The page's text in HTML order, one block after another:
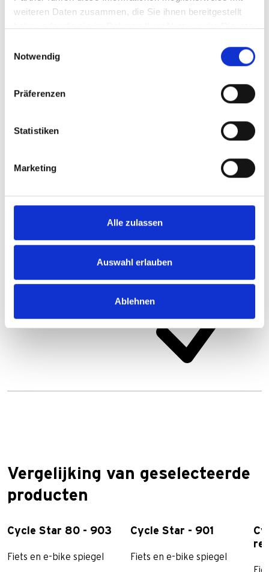
weiteren Daten zusammen, die Sie ihnen bereitgestellt
haben oder die sie im Rahmen Ihrer Nutzung der Dienste
Notwendig
Präferenzen
Statistiken
Marketing
Alle zulassen
Auswahl erlauben
Ablehnen
Artikelnummer
Vergelijking van geselecteerde
producten
Cycle Star 80 - 903
Fiets en e-bike spiegel
Cycle Star - 901
Fiets en e-bike spiegel